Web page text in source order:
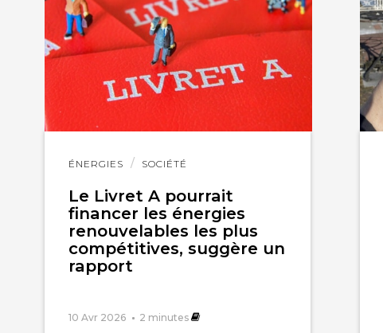
ÉNERGIES SOCIÉTÉ
Le Livret A pourrait
financer les énergies
renouvelables les plus
compétitives, suggère un
rapport
10 Avr 2026 2 minutes
Lire